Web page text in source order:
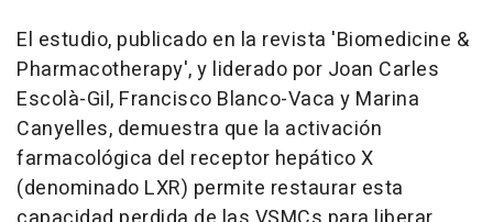
El estudio, publicado en la revista 'Biomedicine &
Pharmacotherapy', y liderado por Joan Carles
Escolà-Gil, Francisco Blanco-Vaca y Marina
Canyelles, demuestra que la activación
farmacológica del receptor hepático X
(denominado LXR) permite restaurar esta